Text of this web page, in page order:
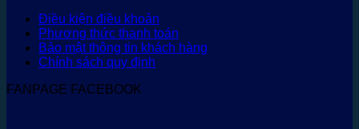
Điều kiện điều khoản
Phương thức thanh toán
Bảo mật thông tin khách hàng
Chính sách quy định
FANPAGE FACEBOOK